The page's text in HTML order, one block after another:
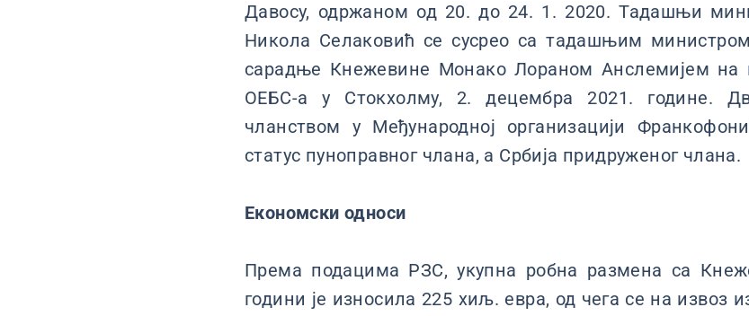
Давосу, одржаном од 20. до 24. 1. 2020. Тадашњи
Никола Селаковић се сусрео са тадашњим
сарадње Кнежевине Монако Лораном Анслемијем на
ОЕБС-а у Стокхолму, 2. децембра 2021. године.
чланством у Међународној организацији
статус пуноправног члана, а Србијa придруженог члана.
Економски односи
Према подацима РЗС, укупна робна размена са
години је износила 225 хиљ. евра, од чега се на извоз